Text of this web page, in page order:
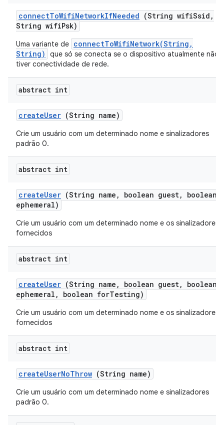
connectToWifiNetworkIfNeeded (String wifiSsid ,
String wifiPsk)
Uma variante de connectToWifiNetwork(String,
String)
que só se conecta se o dispositivo atualmente não
tiver conectividade de rede.
abstract int
createUser (String name)
Crie um usuário com um determinado nome e sinalizadores
padrão 0.
abstract int
createUser (String name , boolean guest,
boolean
ephemeral)
Crie um usuário com um determinado nome e os sinalizadores
fornecidos
abstract int
createUser (String name , boolean guest,
boolean
ephemeral , boolean forTesting)
Crie um usuário com um determinado nome e os sinalizadores
fornecidos
abstract int
createUserNoThrow (String name)
Crie um usuário com um determinado nome e sinalizadores
padrão 0.